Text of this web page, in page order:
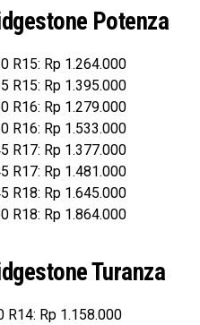
Potenza
R15: Rp 1.264.000
R15: Rp 1.395.000
R16: Rp 1.279.000
R16: Rp 1.533.000
R17: Rp 1.377.000
R17: Rp 1.481.000
R18: Rp 1.645.000
R18: Rp 1.864.000
Turanza
R14: Rp 1.158.000